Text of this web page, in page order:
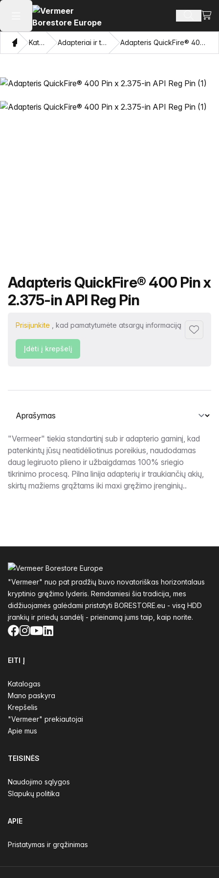
Atidaryti pagrindinį meniu Ieškoti
NamonKatalogas Adapteriai ir traukiančios akys Adapteris QuickFire® 400 Pin x 2.375-in API Reg Pin
Produkto pavadinimas
Adapteris QuickFire® 400 Pin x
2.375-in API Reg Pin
Prisijunkite , kad pamatytumėte atsargų informaciją
Pridėti
Įdėti į krepšelį
Pasirinkite skirtuką
Aprašymas
"Vermeer" tiekia standartinį sub ir adapterio gaminį, kad
patenkintų jūsų neatidėliotinus poreikius, naudodamas
daug legiruoto plieno ir užbaigdamas 100% sriegio
tikrinimo procesą. Pilna linija adapterių ir traukiančių akių,
skirtų mažiems grąžtams iki maxi gręžimo įrenginių..
"Vermeer" nuo pat pradžių buvo novatoriškas horizontalaus
kryptinio gręžimo lyderis. Remdamiesi šia tradicija, mes
didžiuojamės galėdami pristatyti BORESTORE.eu - visą HDD
įrankių ir priedų sandėlį - prieinamą jums taip, kaip norite.
Facebook
Instagram
YouTube
LinkedIn
EITI Į
Katalogas
Mano paskyra
Krepšelis
"Vermeer" prekiautojai
Apie mus
TEISINĖS
Naudojimo sąlygos
Slapukų politika
APIE
Pristatymas ir grąžinimas